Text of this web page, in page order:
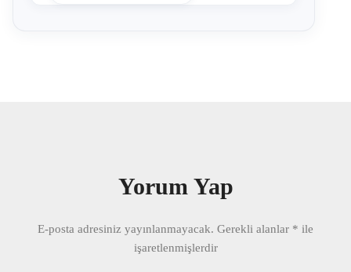
Yorum Yap
E-posta adresiniz yayınlanmayacak. Gerekli alanlar * ile
işaretlenmişlerdir